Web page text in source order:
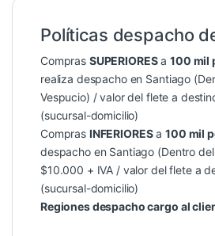
Políticas despacho
Compras SUPERIORESa100 mil
realiza despacho en Santiago
Vespucio) / valor del flete a
(sucursal-domicilio)
Compras INFERIORESa100 mil
despacho en Santiago (Dentro
$10.000 + IVA / valor del flete a
(sucursal-domicilio)
Regiones despacho cargo al